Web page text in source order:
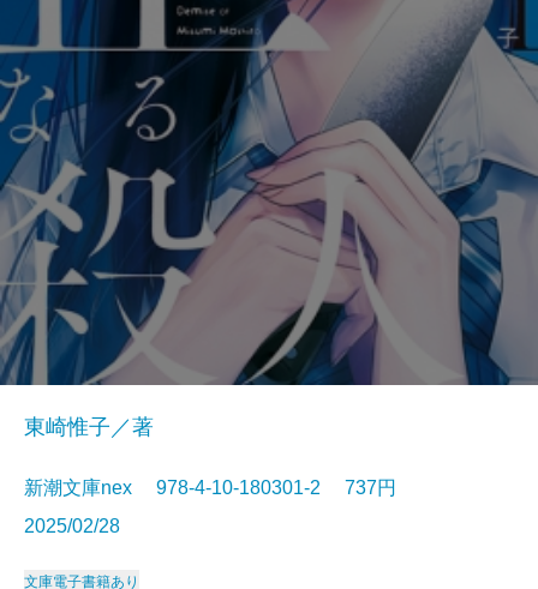
東崎惟子／著
新潮文庫nex 978-4-10-180301-2 737円
2025/02/28
文庫電子書籍あり